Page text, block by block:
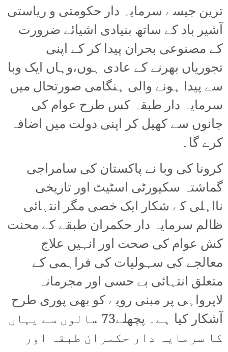
ترین جیسے سرمایہ دار حکومتی و ریاستی
آشیر باد کے ساتھ بنیادی اشیائے ضرورت
کے مصنوعی بحران پیدا کر کے اپنی
تجوریاں بھرنے کے عادی ہوں،وہاں ایک وبا
سے پیدا ہونے والی ہنگامی صورتحال میں
سرمایہ دار طبقہ کس طرح عوام کی
جانوں سے کھیل کر اپنی دولت میں اضافہ
کرے گا۔
کرونا کی وبا نے پاکستان کی سامراجی
گماشتہ سکیورٹی اسٹیٹ اور تاریخی
نااہلی کے شکار ایک خصی مگر انتہائی
ظالم سرمایہ دار حکمران طبقے کے محنت
کش عوام کی صحت اور انہیں علاج
معالجے کی سہولیات کی فراہمی کے
متعلق انتہائی بے حسی اور مجرمانہ
لاپرواہی پر مبنی رویے کو بھی پوری طرح
آشکار کیا ہے۔ پچھلے73 سالوں سے یہاں
کا سرمایہ دار حکمران طبقہ اور